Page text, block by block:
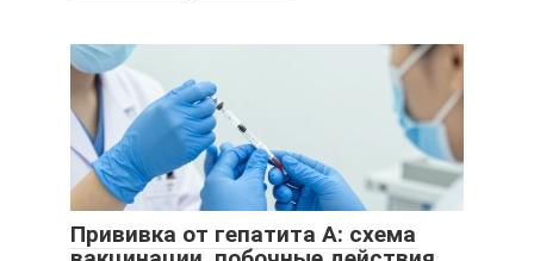
Прививка от гепатита A: схема